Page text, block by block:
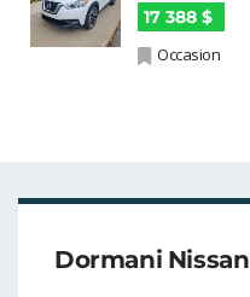
17 388 $
Occasion
Dormani Nissan